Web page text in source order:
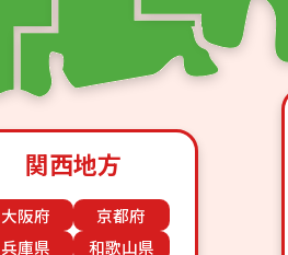
関西地方
大阪府
京都府
兵庫県
和歌山県